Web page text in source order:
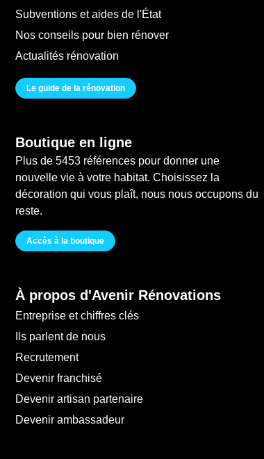
Subventions et aides de l'État
Nos conseils pour bien rénover
Actualités rénovation
Le guide de la rénovation
Boutique en ligne
Plus de 5453 références pour donner une
nouvelle vie à votre habitat. Choisissez la
décoration qui vous plaît, nous nous occupons du
reste.
Accès à la boutique
À propos d'Avenir Rénovations
Entreprise et chiffres clés
Ils parlent de nous
Recrutement
Devenir franchisé
Devenir artisan partenaire
Devenir ambassadeur